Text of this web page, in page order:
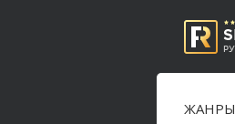
ЖАНРЫ